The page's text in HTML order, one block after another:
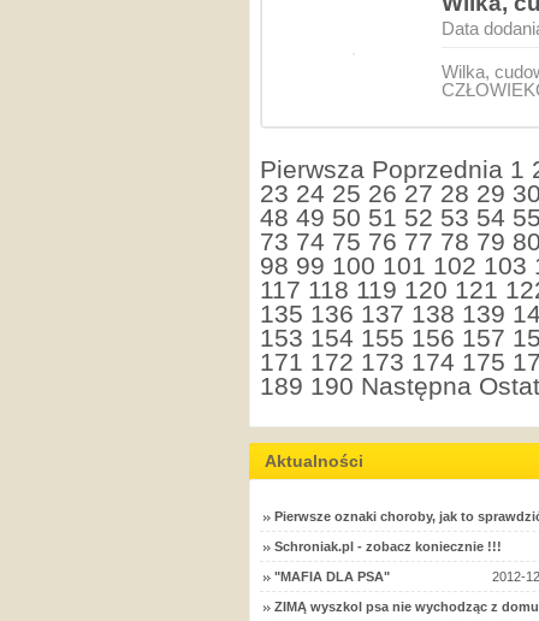
Data
Wilka,
Pierwsza Poprzednia 1
23 24 25 26 27 28 29
48 49 50 51 52 53 54
73 74 75 76 77 78 79
98 99 100 101 102 103
117 118 119 120 121
135 136 137 138 139
153 154 155 156 157
171 172 173 174 175
189 190 Następna
Aktualności
Pierwsze oznaki choroby, jak to
Schroniak.pl - zobacz koniecznie !!!
"MAFIA DLA PSA" 2012-
ZIMĄ wyszkol psa nie wychodząc z